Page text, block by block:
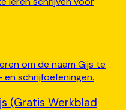
(Gratis Werkblad